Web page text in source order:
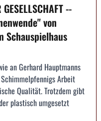
--
von
Schauspielhaus
an Gerhard Hauptmanns
Schimmelpfennigs Arbeit
Qualität. Trotzdem gibt
plastisch umgesetzt